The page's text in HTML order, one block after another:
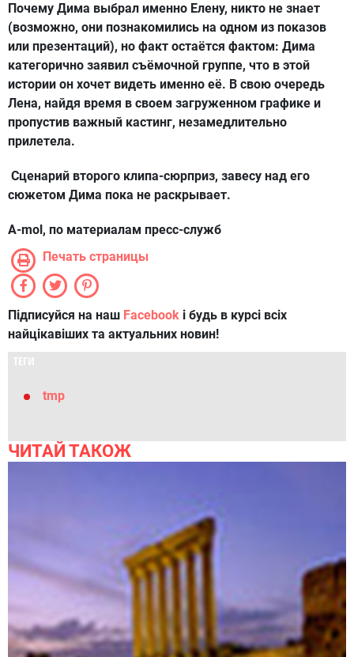
Почему Дима выбрал именно Елену, никто не знает
(возможно, они познакомились на одном из показов
или презентаций), но факт остаётся фактом: Дима
категорично заявил съёмочной группе, что в этой
истории он хочет видеть именно её. В свою очередь
Лена, найдя время в своем загруженном графике и
пропустив важный кастинг, незамедлительно
прилетела.
Сценарий второго клипа-сюрприз, завесу над его
сюжетом Дима пока не раскрывает.
A-mol, по материалам пресс-служб
Печать страницы
Підписуйся на наш Facebook і будь в курсі всіх
найцікавіших та актуальних новин!
ТЕГИ
tmp
ЧИТАЙ ТАКОЖ